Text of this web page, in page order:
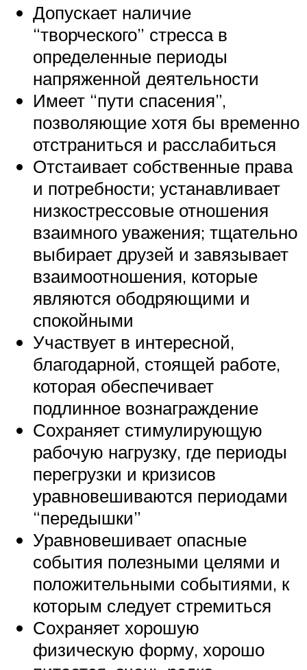
Допускает наличие
“творческого” стресса в
определенные периоды
напряженной деятельности
Имеет “пути спасения”,
позволяющие хотя бы временно
отстраниться и расслабиться
Отстаивает собственные права
и потребности; устанавливает
низкострессовые отношения
взаимного уважения; тщательно
выбирает друзей и завязывает
взаимоотношения, которые
являются ободряющими и
спокойными
Участвует в интересной,
благодарной, стоящей работе,
которая обеспечивает
подлинное вознаграждение
Сохраняет стимулирующую
рабочую нагрузку, где периоды
перегрузки и кризисов
уравновешиваются периодами
“передышки”
Уравновешивает опасные
события полезными целями и
положительными событиями, к
которым следует стремиться
Сохраняет хорошую
физическую форму, хорошо